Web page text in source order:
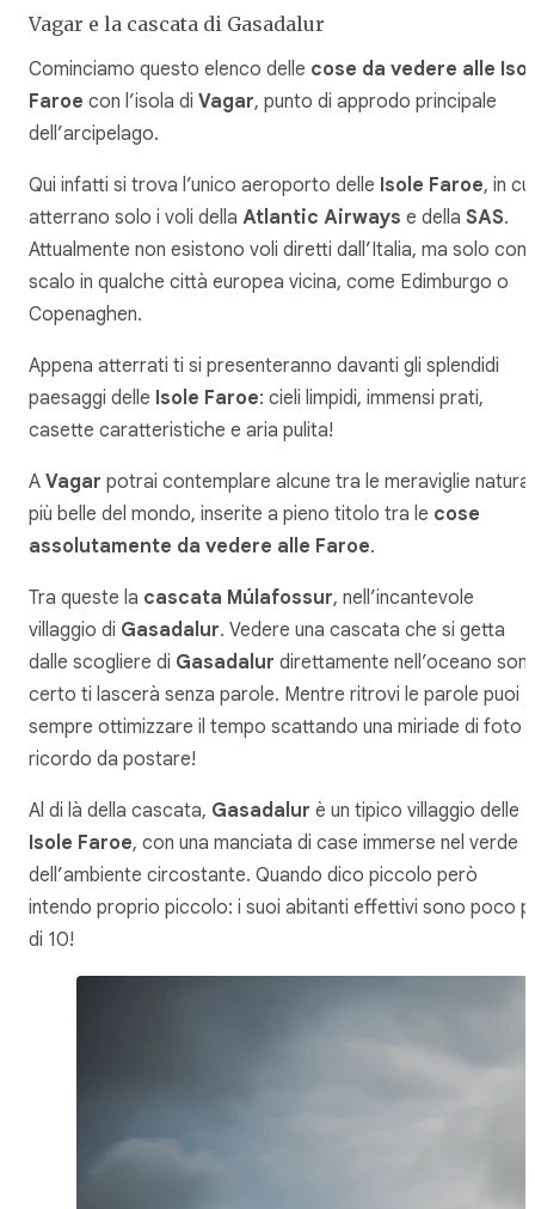
Vagar e la cascata di Gasadalur
Cominciamo questo elenco delle cose da vedere alle
Faroe con l’isola di Vagar, punto di approdo principale
dell’arcipelago.
Qui infatti si trova l’unico aeroporto delle Isole Faroe, in cui
atterrano solo i voli della Atlantic Airways e della SAS.
Attualmente non esistono voli diretti dall’Italia, ma solo con
scalo in qualche città europea vicina, come Edimburgo o
Copenaghen.
Appena atterrati ti si presenteranno davanti gli splendidi
paesaggi delle Isole Faroe: cieli limpidi, immensi prati,
casette caratteristiche e aria pulita!
A Vagar potrai contemplare alcune tra le meraviglie
più belle del mondo, inserite a pieno titolo tra le cose
assolutamente da vedere alle Faroe.
Tra queste la cascata Múlafossur, nell’incantevole
villaggio di Gasadalur. Vedere una cascata che si getta
dalle scogliere di Gasadalur direttamente nell’oceano
certo ti lascerà senza parole. Mentre ritrovi le parole puoi
sempre ottimizzare il tempo scattando una miriade di foto
ricordo da postare!
Al di là della cascata, Gasadalur è un tipico villaggio delle
Isole Faroe, con una manciata di case immerse nel verde
dell’ambiente circostante. Quando dico piccolo però
intendo proprio piccolo: i suoi abitanti effettivi sono poco
di 10!